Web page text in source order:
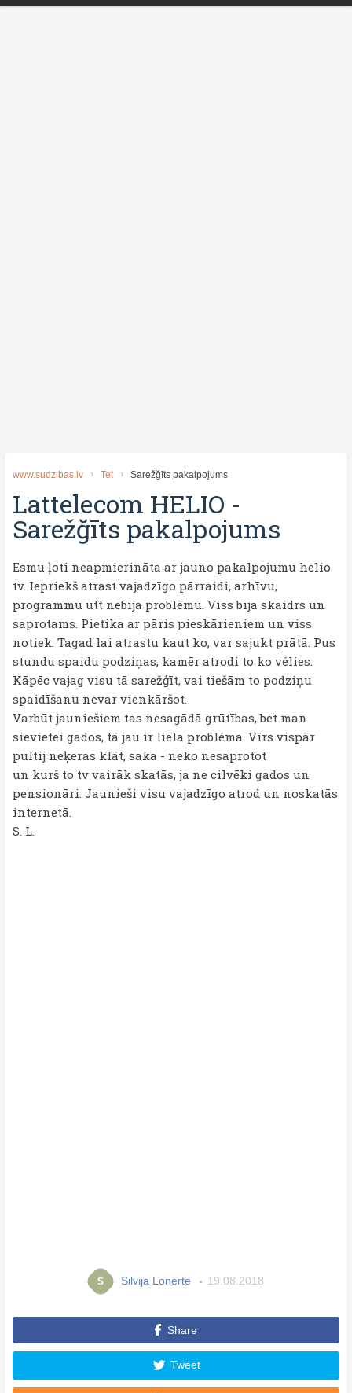
www.sudzibas.lv Tet Sarežğīts pakalpojums
Lattelecom HELIO -
Sarežğīts pakalpojums
Esmu ļoti neapmierināta ar jauno pakalpojumu helio
tv. Iepriekš atrast vajadzīgo pārraidi, arhīvu,
programmu utt nebija problēmu. Viss bija skaidrs un
saprotams. Pietika ar pāris pieskārieniem un viss
notiek. Tagad lai atrastu kaut ko, var sajukt prātā. Pus
stundu spaidu podziņas, kamēr atrodi to ko vélies.
Kāpēc vajag visu tā sarežģīt, vai tiešām to podziņu
spaidīšanu nevar vienkāršot.
Varbūt jauniešiem tas nesagādā grūtības, bet man
sievietei gados, tā jau ir liela probléma. Vīrs vispār
pultij neķeras klāt, saka - neko nesaprotot
un kurš to tv vairāk skatās, ja ne cilvēki gados un
pensionāri. Jaunieši visu vajadzīgo atrod un noskatās
internetā.
S. L.
S Silvija Lonerte 19.08.2018
Share
Tweet